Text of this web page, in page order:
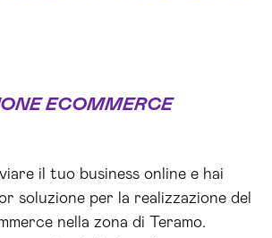
ECOMMERCE
il tuo business online e hai
soluzione per la realizzazione del
nella zona di Teramo.